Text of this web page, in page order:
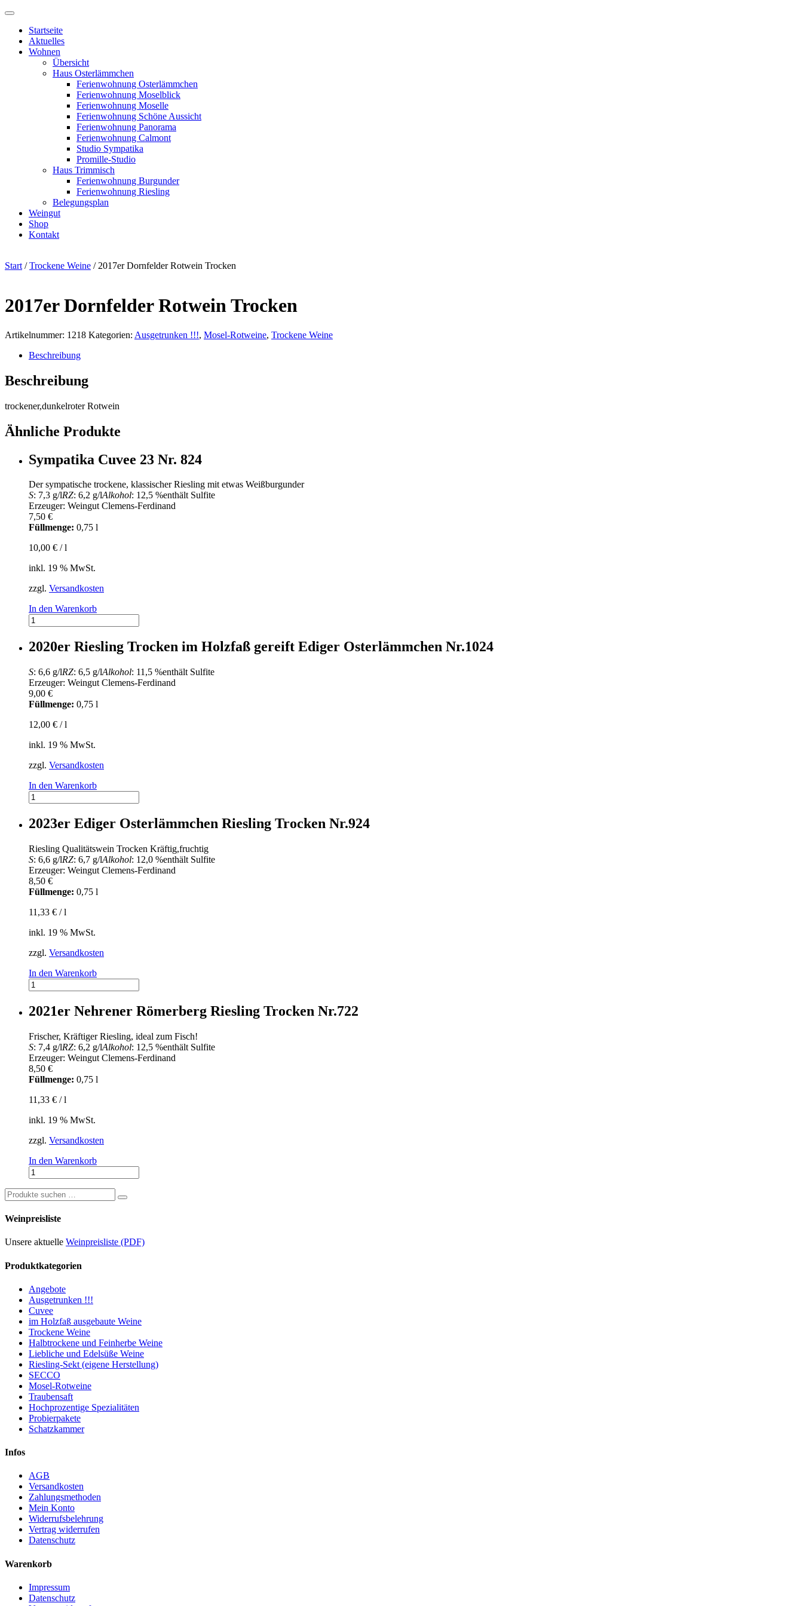
Startseite
Aktuelles
Wohnen
Übersicht
Haus Osterlämmchen
Ferienwohnung Osterlämmchen
Ferienwohnung Moselblick
Ferienwohnung Moselle
Ferienwohnung Schöne Aussicht
Ferienwohnung Panorama
Ferienwohnung Calmont
Studio Sympatika
Promille-Studio
Haus Trimmisch
Ferienwohnung Burgunder
Ferienwohnung Riesling
Belegungsplan
Weingut
Shop
Kontakt
Start /Trockene Weine / 2017er Dornfelder Rotwein Trocken
2017er Dornfelder Rotwein Trocken
Artikelnummer: 1218 Kategorien: Ausgetrunken !!!, Mosel-Rotweine, Trockene Weine
Beschreibung
Beschreibung
trockener,dunkelroter Rotwein
Ähnliche Produkte
Sympatika Cuvee 23 Nr. 824
Der sympatische trockene, klassischer Riesling mit etwas Weißburgunder
S: 7,3 g/lRZ: 6,2 g/lAlkohol: 12,5 %enthält Sulfite
Erzeuger: Weingut Clemens-Ferdinand
7,50 €
Füllmenge: 0,75 l
10,00 € /l
inkl. 19 % MwSt.
zzgl. Versandkosten
In den Warenkorb
Sympatika
Cuvee
23
Nr.
Menge
2020er Riesling Trocken im Holzfaß gereift Ediger Osterlämmchen Nr.1024
S: 6,6 g/lRZ: 6,5 g/lAlkohol: 11,5 %enthält Sulfite
Erzeuger: Weingut Clemens-Ferdinand
9,00 €
Füllmenge: 0,75 l
12,00 € /l
inkl. 19 % MwSt.
zzgl. Versandkosten
In den Warenkorb
2020er
Riesling
Trocken
im
gereift
Ediger
Osterlämmchen
Nr.1024
Menge
2023er Ediger Osterlämmchen Riesling Trocken Nr.924
Riesling Qualitätswein Trocken Kräftig,fruchtig
S: 6,6 g/lRZ: 6,7 g/lAlkohol: 12,0 %enthält Sulfite
Erzeuger: Weingut Clemens-Ferdinand
8,50 €
Füllmenge: 0,75 l
11,33 € /l
inkl. 19 % MwSt.
zzgl. Versandkosten
In den Warenkorb
2023er
Ediger
Osterlämmchen
Riesling
Nr.924
Menge
2021er Nehrener Römerberg Riesling Trocken Nr.722
Frischer, Kräftiger Riesling, ideal zum Fisch!
S: 7,4 g/lRZ: 6,2 g/lAlkohol: 12,5 %enthält Sulfite
Erzeuger: Weingut Clemens-Ferdinand
8,50 €
Füllmenge: 0,75 l
11,33 € /l
inkl. 19 % MwSt.
zzgl. Versandkosten
In den Warenkorb
2021er
Nehrener
Römerberg
Riesling
Trocken
Nr.722
Suchen
nach:
Weinpreisliste
Unsere aktuelle Weinpreisliste (PDF)
Produktkategorien
Angebote
Ausgetrunken !!!
Cuvee
im Holzfaß ausgebaute Weine
Trockene Weine
Halbtrockene und Feinherbe Weine
Liebliche und Edelsüße Weine
Riesling-Sekt (eigene Herstellung)
SECCO
Mosel-Rotweine
Traubensaft
Hochprozentige Spezialitäten
Probierpakete
Schatzkammer
Infos
AGB
Versandkosten
Zahlungsmethoden
Mein Konto
Widerrufsbelehrung
Vertrag widerrufen
Datenschutz
Warenkorb
Impressum
Datenschutz